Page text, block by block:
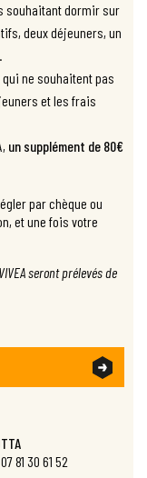
souhaitant dormir sur
deux déjeuners, un
ne souhaitent pas
et les frais
un supplément de 80€
par chèque ou
et une fois votre
seront prélevés de
81 30 61 52